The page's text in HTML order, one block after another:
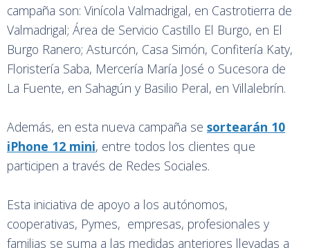
campaña son: Vinícola Valmadrigal, en Castrotierra de
Valmadrigal; Área de Servicio Castillo El Burgo, en El
Burgo Ranero; Asturcón, Casa Simón, Confitería Katy,
Floristería Saba, Mercería María José o Sucesora de
La Fuente, en Sahagún y Basilio Peral, en Villalebrín.
Además, en esta nueva campaña se sortearán 10
iPhone 12 mini, entre todos los clientes que
participen a través de Redes Sociales.
Esta iniciativa de apoyo a los autónomos,
cooperativas, Pymes, empresas, profesionales y
familias se suma a las medidas anteriores llevadas a